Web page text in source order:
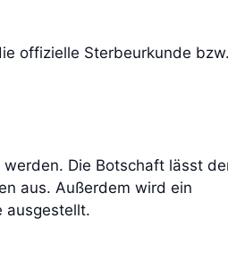
offizielle Sterbeurkunde
Die Botschaft lässt
aus. Außerdem wird ein
ausgestellt.